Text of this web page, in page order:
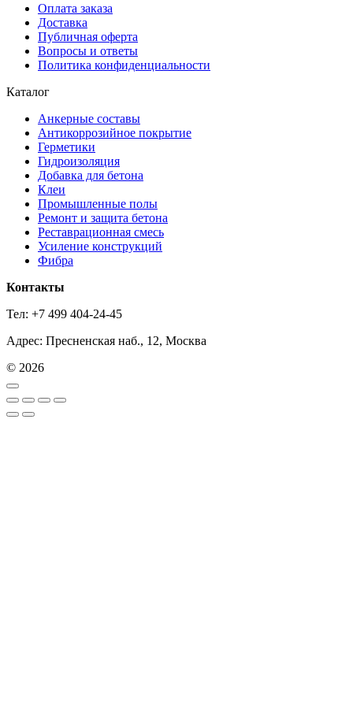
Оплата заказа
Доставка
Публичная оферта
Вопросы и ответы
Политика конфиденциальности
Каталог
Анкерные составы
Антикоррозийное покрытие
Герметики
Гидроизоляция
Добавка для бетона
Клеи
Промышленные полы
Ремонт и защита бетона
Реставрационная смесь
Усиление конструкций
Фибра
Контакты
Тел: +7 499 404-24-45
Адрес: Пресненская наб., 12, Москва
© 2026